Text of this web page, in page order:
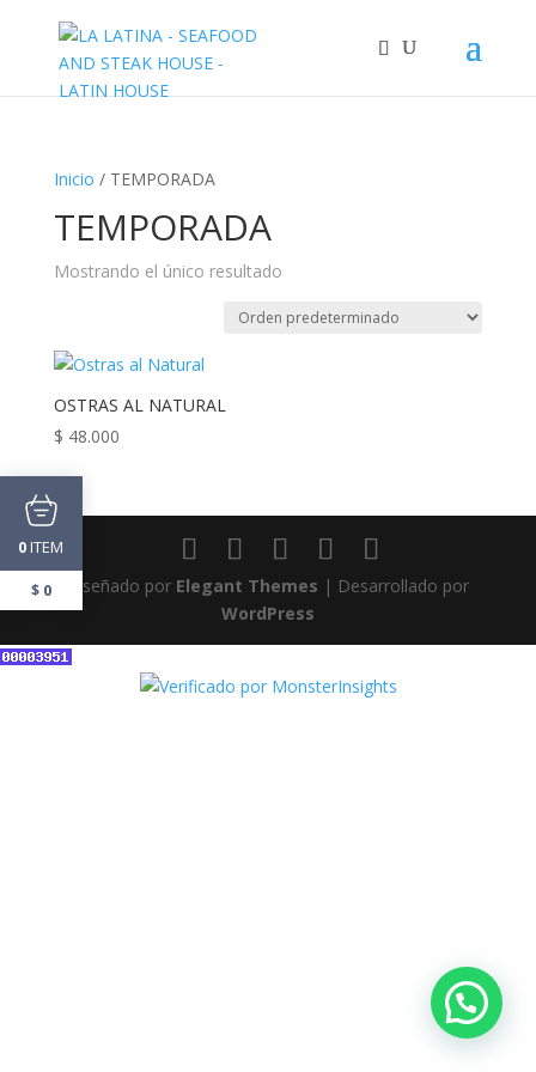
Inicio / TEMPORADA
TEMPORADA
Mostrando el único resultado
OSTRAS AL NATURAL
$ 48.000
Diseñado por Elegant Themes | Desarrollado por
WordPress
0ITEM
$0